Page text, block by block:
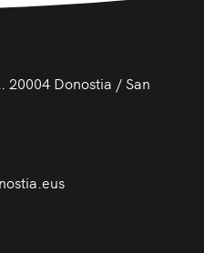
20004 Donostia / San